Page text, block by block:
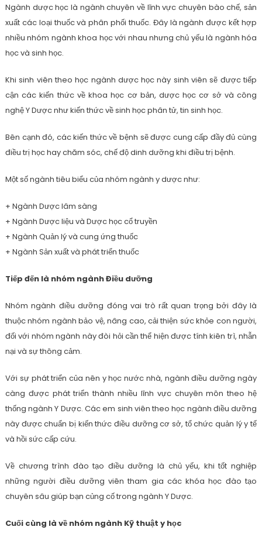
Ngành dược học là ngành chuyên về lĩnh vực chuyên bào chế, sản
xuất các loại thuốc và phân phối thuốc. Đây là ngành được kết hợp
nhiều nhóm ngành khoa học với nhau nhưng chủ yếu là ngành hóa
học và sinh học.
Khi sinh viên theo học ngành dược học này sinh viên sẽ được tiếp
cận các kiến thức về khoa học cơ bản, dược học cơ sở và công
nghệ Y Dược như kiến thức về sinh học phân tử, tin sinh học.
Bên cạnh đó, các kiến thức về bệnh sẽ được cung cấp đầy đủ cùng
điều trị học hay chăm sóc, chế độ dinh dưỡng khi điều trị bệnh.
Một số ngành tiêu biểu của nhóm ngành y dược như:
+ Ngành Dược lâm sàng
+ Ngành Dược liệu và Dược học cổ truyền
+ Ngành Quản lý và cung ứng thuốc
+ Ngành Sản xuất và phát triển thuốc
Tiếp đến là nhóm ngành Điều dưỡng
Nhóm ngành điều dưỡng đóng vai trò rất quan trọng bởi đây là
thuộc nhóm ngành bảo vệ, nâng cao, cải thiện sức khỏe con người,
đối với nhóm ngành này đòi hỏi cần thể hiện được tính kiên trì, nhẫn
nại và sự thông cảm.
Với sự phát triển của nên y học nước nhà, ngành điều dưỡng ngày
càng được phát triển thành nhiều lĩnh vực chuyên môn theo hệ
thống ngành Y Dược. Các em sinh viên theo học ngành điều dưỡng
này được chuẩn bị kiến thức điều dưỡng cơ sở, tổ chức quản lý y tế
và hồi sức cấp cứu.
Về chương trình đào tạo điều dưỡng là chủ yếu, khi tốt nghiệp
những người điều dưỡng viên tham gia các khóa học đào tạo
chuyên sâu giúp bạn củng cố trong ngành Y Dược.
Cuối cùng là về nhóm ngành Kỹ thuật y học